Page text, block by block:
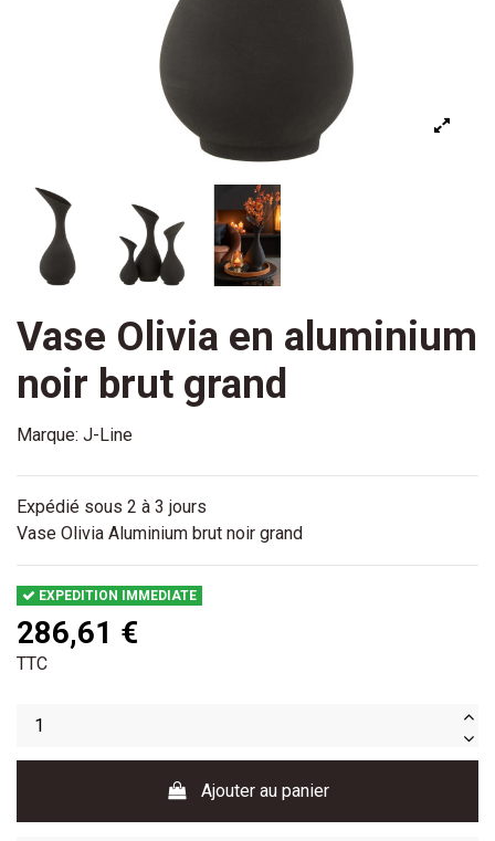
Vase Olivia en aluminium
noir brut grand
Marque: J-Line
Expédié sous 2 à 3 jours
Vase Olivia Aluminium brut noir grand
EXPEDITION IMMEDIATE
286,61 €
TTC
Ajouter au panier